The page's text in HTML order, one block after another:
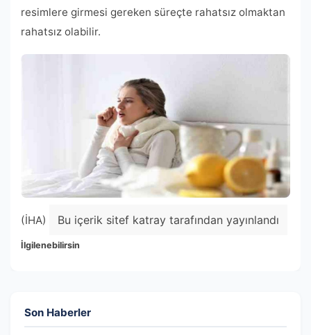
resimlere girmesi gereken süreçte rahatsız olmaktan
rahatsız olabilir.
(İHA) Bu içerik sitef katray tarafından yayınlandı
İlgilenebilirsin
Son Haberler